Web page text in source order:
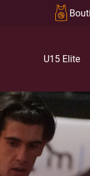
U15 Elite